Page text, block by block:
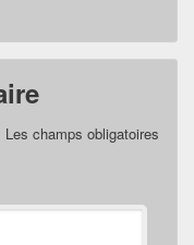
Les champs obligatoires